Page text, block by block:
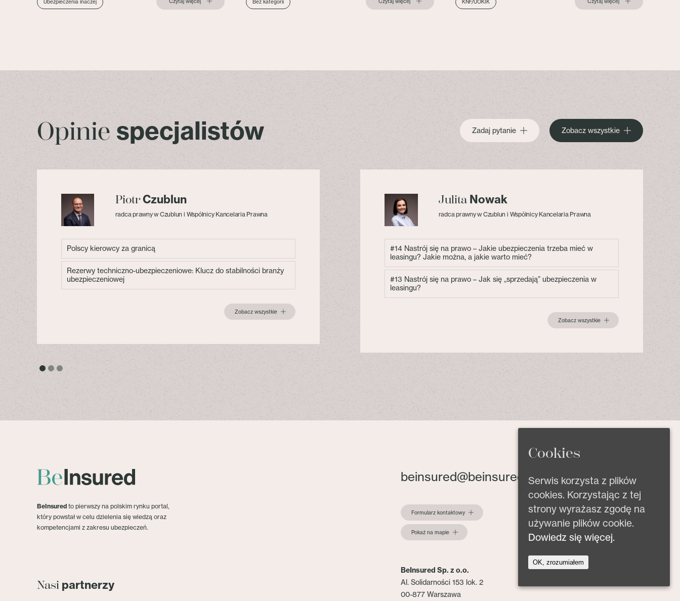
Ubezpieczenia inaczej Bez kategorii KNF/UOKIK
Opinie specjalistów Zadaj pytanie Zobacz wszystkie
PiotrCzublun
radca prawny w Czublun i Wspólnicy Kancelaria Prawna
Polscy kierowcy za granicą
Rezerwy techniczno-ubezpieczeniowe: Klucz do stabilności branży
ubezpieczeniowej
Zobacz wszystkie
Julita Nowak
radca prawny w Czublun i Wspólnicy Kancelaria Prawna
#14 Nastrój się na prawo – Jakie ubezpieczenia trzeba mieć w
leasingu? Jakie można, a jakie warto mieć?
#13 Nastrój się na prawo – Jak się „sprzedają” ubezpieczenia w
leasingu?
Zobacz wszystkie
BeInsured to pierwszy na polskim rynku portal,
który powstał w celu dzielenia się wiedzą oraz
kompetencjami z zakresu ubezpieczeń.
Nasi partnerzy
beinsured@beinsured.pl
Formularz kontaktowy
Pokaż na mapie
BeInsured Sp. z o.o.
Al. Solidarności 153 lok. 2
00-877 Warszawa
Cookies
Serwis korzysta z plików
cookies. Korzystając z tej
strony wyrażasz zgodę na
używanie plików cookie.
Dowiedz się więcej.
OK, zrozumiałem